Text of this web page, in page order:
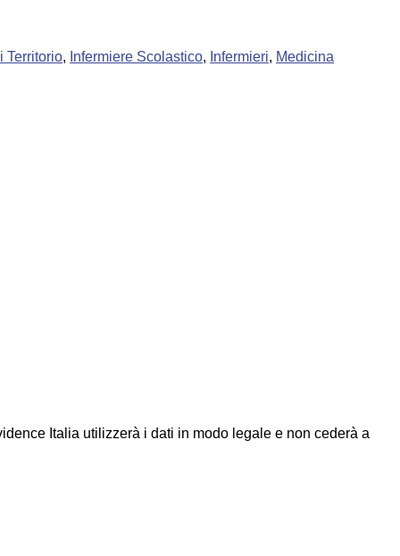
Territorio, Infermiere Scolastico, Infermieri, Medicina
Italia utilizzerà i dati in modo legale e non cederà a